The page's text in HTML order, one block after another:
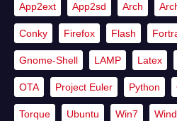
App2ext App2sd Arch
Conky Firefox Flash
Gnome-Shell LAMP Latex
OTA Project Euler Python
Torque Ubuntu Win7